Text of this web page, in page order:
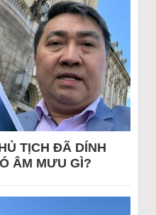
TỊCH ĐÃ DÍNH
ÂM MƯU GÌ?